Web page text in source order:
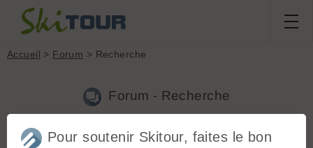
Accueil > Forum > Recherche
Forum - Recherche
Nouveau sujet|Voir tous les sujets
Pour soutenir Skitour, faites le bon